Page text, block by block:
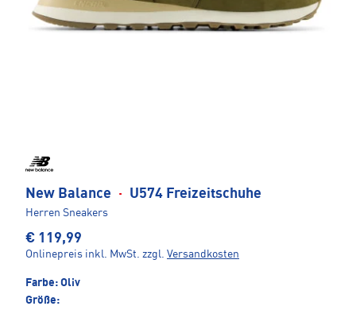
New Balance · U574 Freizeitschuhe
Herren Sneakers
€ 119,99
Onlinepreis inkl. MwSt. zzgl. Versandkosten
Farbe: Oliv
Größe: